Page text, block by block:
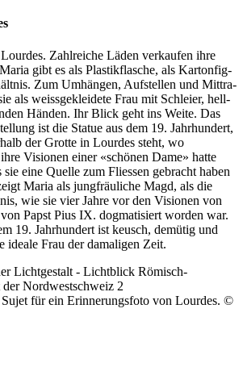
Zahlre­iche Läden verkaufen ihre
gibt es als Plas­tik­flasche, als Kar­ton­fig­
Zum Umhän­gen, Auf­stellen und Mit­tra­
als weiss­gek­lei­dete Frau mit Schleier, hell­
Hän­den. Ihr Blick geht ins Weite. Das
ist die Stat­ue aus dem 19. Jahrhun­dert,
der Grotte in Lour­des ste­ht, wo
Visio­nen ein­er «schö­nen Dame» hat­te
eine Quelle zum Fliessen gebracht haben
Maria als jungfräuliche Magd, als die
wie sie vier Jahre vor den Visio­nen von
Papst Pius IX. dog­ma­tisiert wor­den war.
19. Jahrhun­dert ist keusch, demütig und
ide­ale Frau der dama­li­gen Zeit.
für ein Erin­nerungs­fo­to von Lour­des. ©